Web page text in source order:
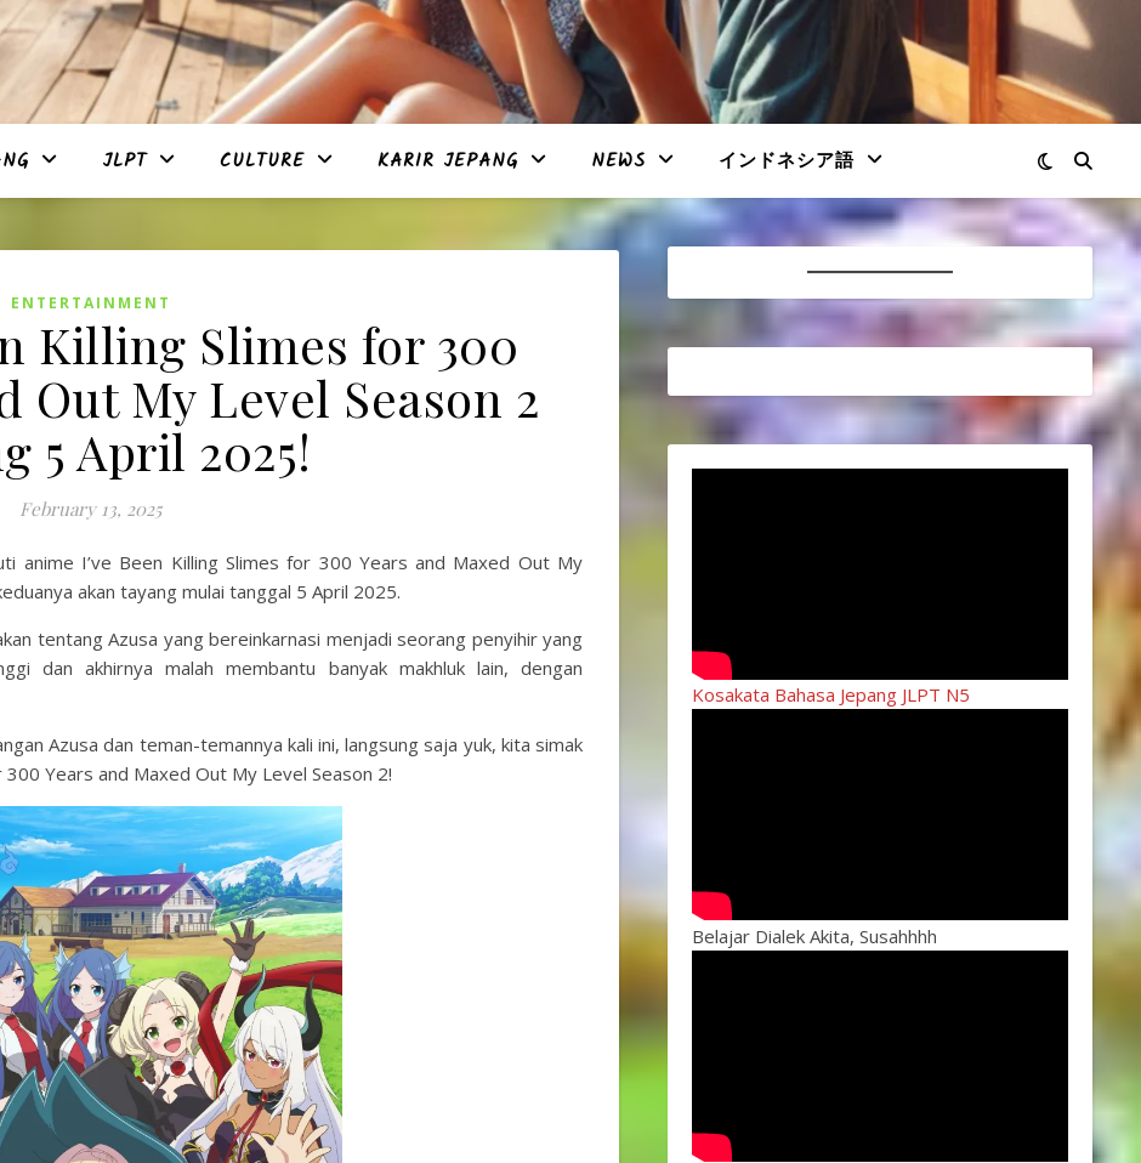
JLPT CULTURE KARIR JEPANG NEWS インドネシア語
ENTERTAINMENT
Killing Slimes for 300
Out My Level Season 2
5 April 2025!
February 13, 2025
anime I’ve Been Killing Slimes for 300 Years and Maxed Out My
akan tayang mulai tanggal 5 April 2025.
tentang Azusa yang bereinkarnasi menjadi seorang penyihir yang
dan akhirnya malah membantu banyak makhluk lain, dengan
Azusa dan teman-temannya kali ini, langsung saja yuk, kita simak
Years and Maxed Out My Level Season 2!
Kosakata Bahasa Jepang JLPT N5
Belajar Dialek Akita, Susahhhh